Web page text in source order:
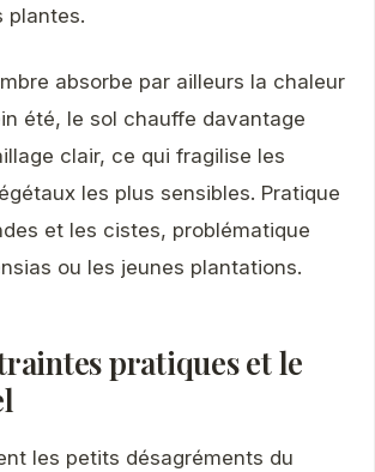
plantes.
absorbe par ailleurs la chaleur
été, le sol chauffe davantage
clair, ce qui fragilise les
les plus sensibles. Pratique
et les cistes, problématique
ou les jeunes plantations.
pratiques et le
les petits désagréments du